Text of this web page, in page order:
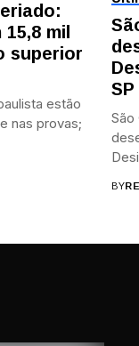
mil
superior
estão
nas provas;
SP
São
BY